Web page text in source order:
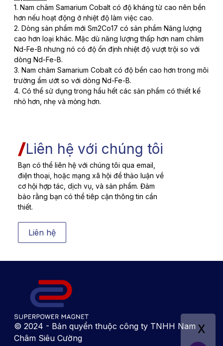
1. Nam châm Samarium Cobalt có độ kháng từ cao nên bền
hơn nếu hoạt động ở nhiệt độ làm việc cao.
2. Dòng sản phẩm mới Sm2Co17 có sản phẩm Năng lượng
cao hơn loại khác. Mặc dù năng lượng thấp hơn nam châm
Nd-Fe-B nhưng nó có độ ổn định nhiệt độ vượt trội so với
dòng Nd-Fe-B.
3. Nam châm Samarium Cobalt có độ bền cao hơn trong môi
trường ẩm ướt so với dòng Nd-Fe-B.
4. Có thể sử dụng trong hầu hết các sản phẩm có thiết kế
nhỏ hơn, nhẹ và mỏng hơn.
Liên hệ với chúng tôi
Bạn có thể liên hệ với chúng tôi qua email,
điện thoại, hoặc mạng xã hội để thảo luận về
cơ hội hợp tác, dịch vụ, và sản phẩm. Đảm
bảo rằng bạn có thể tiêp cận thông tin cần
thiết.
Liên hệ
© 2024 - Bản quyển thuộc công ty TNHH Nam
Châm Siêu Cường
x